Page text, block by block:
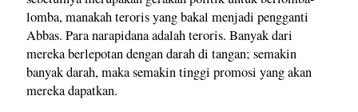
lomba, manakah teroris yang bakal menjadi pengganti
Abbas. Para narapidana adalah teroris. Banyak dari
mereka berlepotan dengan darah di tangan; semakin
banyak darah, maka semakin tinggi promosi yang akan
mereka dapatkan.